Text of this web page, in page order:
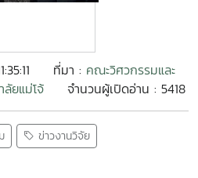
ที่มา : คณะวิศวกรรมและ
ยแม่โจ้
จำนวนผู้เปิดอ่าน : 5418
ข่าวงานวิจัย